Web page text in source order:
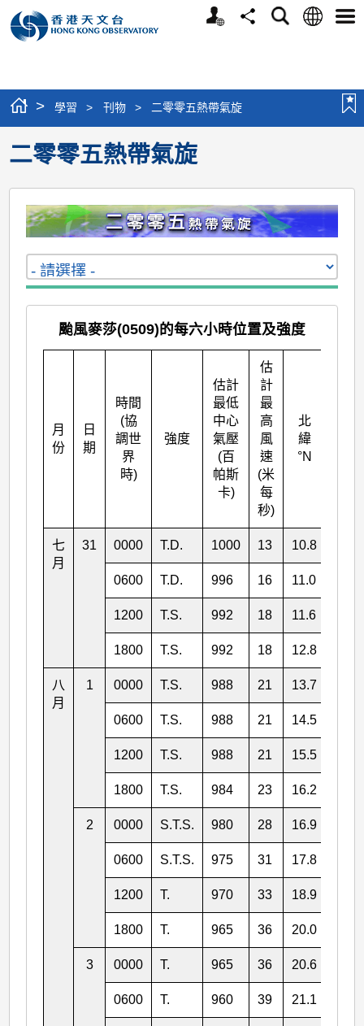
個
分
搜
語
選
> 學習 > 刊物 > 二零零五熱帶氣旋
二零零五熱帶氣旋
颱風麥莎(0509)的每六小時位置及強度
月
份
日
期
時間
(協
調世
界
時)
強度
估計
最低
中心
氣壓
(百
帕斯
卡)
估
計
最
高
風
速
(米
每
秒)
北
緯
°N
七
月
31 0000 T.D. 1000 13 10.8
0600 T.D. 996 16 11.0
1200 T.S. 992 18 11.6
1800 T.S. 992 18 12.8
八
月
1 0000 T.S. 988 21 13.7
0600 T.S. 988 21 14.5
1200 T.S. 988 21 15.5
1800 T.S. 984 23 16.2
2 0000 S.T.S. 980 28 16.9
0600 S.T.S. 975 31 17.8
1200 T. 970 33 18.9
1800 T. 965 36 20.0
3 0000 T. 965 36 20.6
0600 T. 960 39 21.1